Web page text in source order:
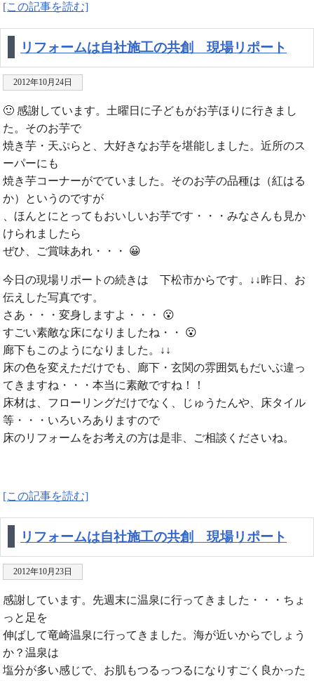
[この記事を読む]
リフォームは自社施工の共創 現場リポート
2012年10月24日
🙂 感謝しています。土曜日に子どもがお芋ほりに行きまし
た。そのお芋で
焼き芋・天ぷらと、大好きなお芋を堪能しました。近所のス
ーパーにも
焼き芋コーナーがでていました。そのお芋の品種は（紅はる
か）というのですが
、ほんとにとってもおいしいお芋です・・・みなさんも見か
けられましたら
ぜひ、ご賞味あれ・・・ 😀
今日の現場リポートの続きは 下松市からです。↓↓昨日、お
伝えした写真です。
さあ・・・変身しますよ・・・ 😮
すごい素敵な床になりましたね・・ 😮
廊下もこのようになりました。↓↓
床の色を変えただけでも、廊下・玄関の雰囲気もだいぶ違っ
てきますね・・・本当に素敵ですね！！
床材は、フローリングだけでなく、じゅうたんや、床タイル
等・・・いろいろありますので
床のリフォームをお考えの方は是非、ご相談くださいね。
[この記事を読む]
リフォームは自社施工の共創 現場リポート
2012年10月23日
感謝しています。先週末に温泉に行ってきました・・・ちょ
っと足を
伸ばして竜崎温泉に行ってきました。海が近いからでしょう
か？温泉は
塩分が多い感じで、お肌もつるっつるになりすごく良かった